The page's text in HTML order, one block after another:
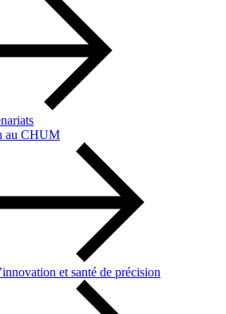
au CHUM
et santé de précision